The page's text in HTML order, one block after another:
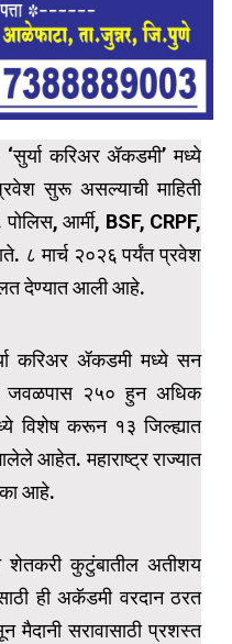
करिअर ॲकडमी’ मध्ये
सुरू असल्याची माहिती
आर्मी, BSF, CRPF,
८ मार्च २०२६ पर्यंत प्रवेश
देण्यात आली आहे.
करिअर ॲकडमी मध्ये सन
जवळपास २५० हुन अधिक
विशेष करून १३ जिल्ह्यात
आहेत. महाराष्ट्र राज्यात
आहे.
शेतकरी कुटुंबातील अतीशय
ही अकॅडमी वरदान ठरत
सरावासाठी प्रशस्त